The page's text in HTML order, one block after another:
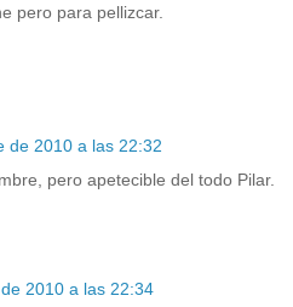
pero para pellizcar.
de 2010 a las 22:32
pero apetecible del todo Pilar.
2010 a las 22:34